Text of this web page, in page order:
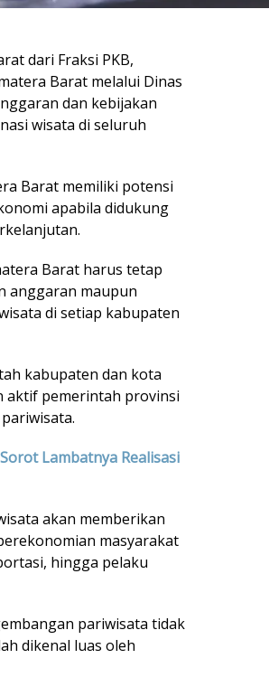
dari Fraksi PKB,
Barat melalui Dinas
dan kebijakan
wisata di seluruh
Barat memiliki potensi
apabila didukung
Barat harus tetap
anggaran maupun
di setiap kabupaten
kabupaten dan kota
aktif pemerintah provinsi
Lambatnya Realisasi
akan memberikan
masyarakat
hingga pelaku
pariwisata tidak
dikenal luas oleh